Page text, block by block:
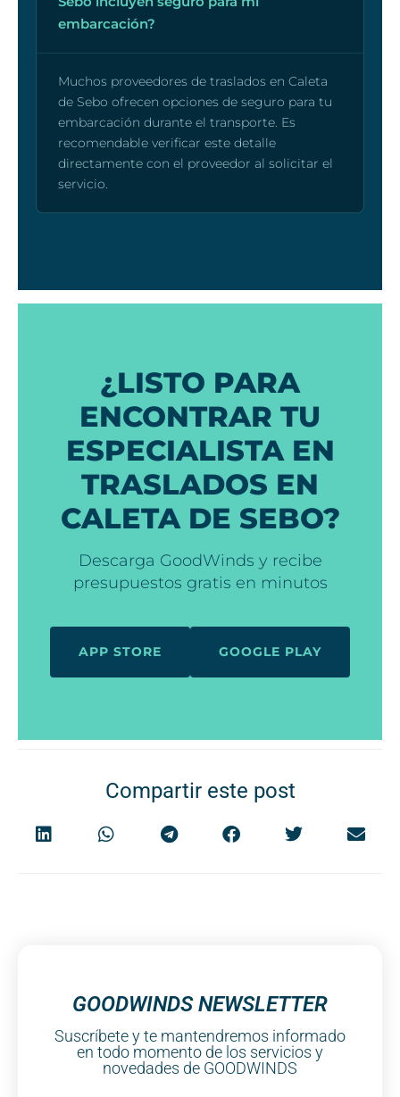
embarcación?
Muchos proveedores de traslados en Caleta
de Sebo ofrecen opciones de seguro para tu
embarcación durante el transporte. Es
recomendable verificar este detalle
directamente con el proveedor al solicitar el
servicio.
¿LISTO PARA
ENCONTRAR TU
ESPECIALISTA EN
TRASLADOS EN
CALETA DE SEBO?
Descarga GoodWinds y recibe
presupuestos gratis en minutos
APP STORE GOOGLE PLAY
Compartir este post
GOODWINDS NEWSLETTER
Suscríbete y te mantendremos informado
en todo momento de los servicios y
novedades de GOODWINDS